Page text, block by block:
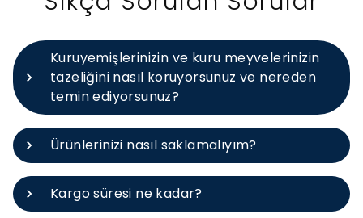
Kuruyemişlerinizin ve kuru meyvelerinizin
tazeliğini nasıl koruyorsunuz ve nereden
temin ediyorsunuz?
Ürünlerinizi nasıl saklamalıyım?
Kargo süresi ne kadar?